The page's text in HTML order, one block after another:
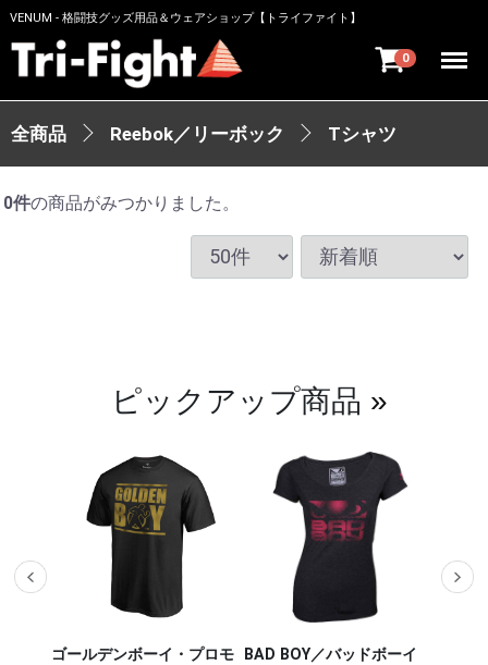
VENUM - 格闘技グッズ用品＆ウェアショップ【トライファイト】
0 Menu
全商品 Reebok／リーボック Tシャツ
0件の商品がみつかりました。
ピックアップ商品 »
ゴールデンボーイ・プロモ
BAD BOY／バッドボーイ